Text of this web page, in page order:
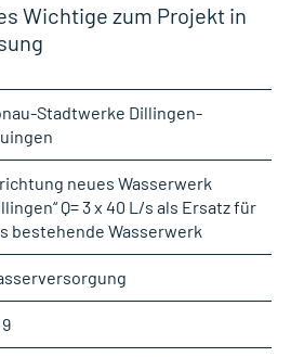
Wichtige zum Projekt in
Stadtwerke Dillingen-
neues Wasserwerk
Q= 3 x 40 L/s als Ersatz für
bestehende Wasserwerk
9